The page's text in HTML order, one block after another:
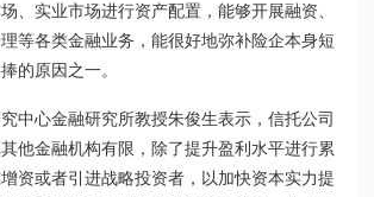
、实业市场进行资产配置，能够开展融资、
等各类金融业务，能很好地弥补险企本身短
的原因之一。
心金融研究所教授朱俊生表示，信托公司
他金融机构有限，除了提升盈利水平进行累
资或者引进战略投资者，以加快资本实力提